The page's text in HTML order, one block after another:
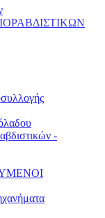
-